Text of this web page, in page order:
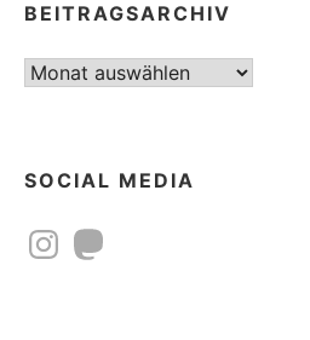
BEITRAGSARCHIV
Beitragsarchiv
SOCIAL MEDIA
InstagramMastodon